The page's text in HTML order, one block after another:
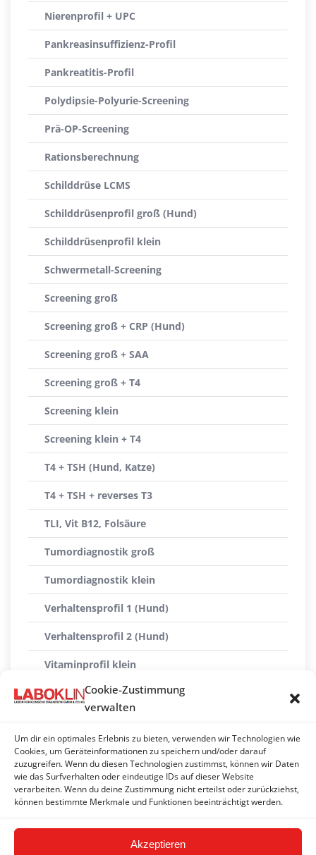
Cookie-Zustimmung
verwalten
Um dir ein optimales Erlebnis zu bieten, verwenden wir Technologien wie
Cookies, um Geräteinformationen zu speichern und/oder darauf
zuzugreifen. Wenn du diesen Technologien zustimmst, können wir Daten
wie das Surfverhalten oder eindeutige IDs auf dieser Website
verarbeiten. Wenn du deine Zustimmung nicht erteilst oder zurückziehst,
können bestimmte Merkmale und Funktionen beeinträchtigt werden.
Akzeptieren
Nierenprofil + UPC
Pankreasinsuffizienz-Profil
Pankreatitis-Profil
Polydipsie-Polyurie-Screening
Prä-OP-Screening
Rationsberechnung
Schilddrüse LCMS
Schilddrüsenprofil groß (Hund)
Schilddrüsenprofil klein
Schwermetall-Screening
Screening groß
Screening groß + CRP (Hund)
Screening groß + SAA
Screening groß + T4
Screening klein
Screening klein + T4
T4 + TSH (Hund, Katze)
T4 + TSH + reverses T3
TLI, Vit B12, Folsäure
Tumordiagnostik groß
Tumordiagnostik klein
Verhaltensprofil 1 (Hund)
Verhaltensprofil 2 (Hund)
Vitaminprofil klein
Vitaminprofil groß
Vorsorgeprofil Schilddrüse
Vorsorgeprofil Schilddrüse fT4 (Hund)
Vorsorgeprofil Schilddrüse T4